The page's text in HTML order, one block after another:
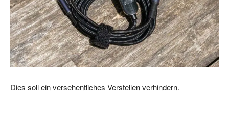
Dies soll ein versehentliches Verstellen verhindern.